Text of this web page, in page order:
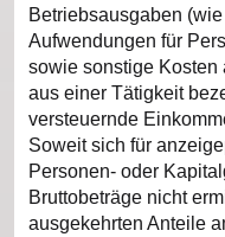
Betriebsausgaben
Aufwendungen für
sowie sonstige Kosten
aus einer Tätigkeit
versteuernde
Soweit sich für
Personen- oder
Bruttobeträge nicht
ausgekehrten Anteile